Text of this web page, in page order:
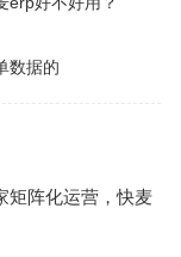
数据的
矩阵化运营，快麦